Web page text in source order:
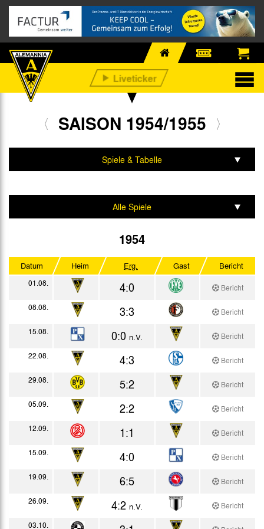
SAISON 1954/1955
Spiele & Tabelle
Alle Spiele
Westdeutscher Pokal
1954
Datum Heim Erg. Gast Bericht
01.08. 4:0
Bericht
08.08.
3:3
Bericht
15.08.
0:0 n.V.
Bericht
22.08.
4:3
Bericht
29.08.
5:2
Bericht
05.09.
2:2
Bericht
12.09.
1:1
Bericht
15.09.
4:0
Bericht
19.09.
6:5
Bericht
26.09.
4:2 n.V.
Bericht
03.10.